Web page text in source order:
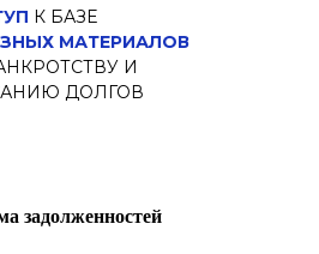
К БАЗЕ
МАТЕРИАЛОВ
И
ДОЛГОВ
задолженностей